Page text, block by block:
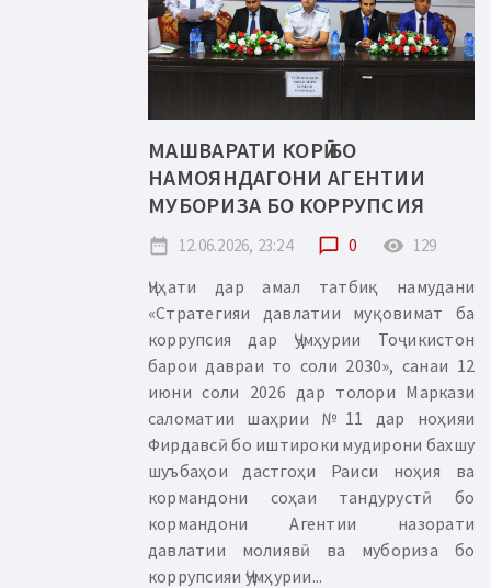
МАШВАРАТИ КОРӢ БО
НАМОЯНДАГОНИ АГЕНТИИ
МУБОРИЗА БО КОРРУПСИЯ
date_range 12.06.2026, 23:24 chat_bubble_outline 0 remove_red_eye 129
Ҷиҳати дар амал татбиқ намудани
«Стратегияи давлатии муқовимат ба
коррупсия дар Ҷумҳурии Тоҷикистон
барои давраи то соли 2030», санаи 12
июни соли 2026 дар толори Маркази
саломатии шаҳрии №11 дар ноҳияи
Фирдавсӣ бо иштироки мудирони бахшу
шуъбаҳои дастгоҳи Раиси ноҳия ва
кормандони соҳаи тандурустӣ бо
кормандони Агентии назорати
давлатии молиявӣ ва мубориза бо
коррупсияи Ҷумҳурии...